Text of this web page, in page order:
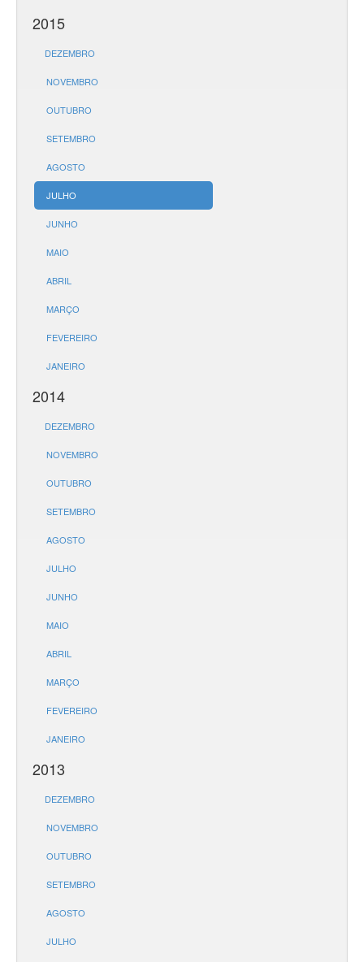
2015
DEZEMBRO
NOVEMBRO
OUTUBRO
SETEMBRO
AGOSTO
JULHO
JUNHO
MAIO
ABRIL
MARÇO
FEVEREIRO
JANEIRO
2014
DEZEMBRO
NOVEMBRO
OUTUBRO
SETEMBRO
AGOSTO
JULHO
JUNHO
MAIO
ABRIL
MARÇO
FEVEREIRO
JANEIRO
2013
DEZEMBRO
NOVEMBRO
OUTUBRO
SETEMBRO
AGOSTO
JULHO